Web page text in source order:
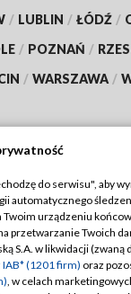
/ LUBLIN / ŁÓDŹ /
/ POZNAŃ /
/ WARSZAWA /
TVP
Regulamin TVP
Polityka
do serwisu", aby
automatycznego
Twoim urządzeniu
przetwarzanie Twoich
S.A. w likwidacji (zwaną
(1201 firm) oraz
, w celach